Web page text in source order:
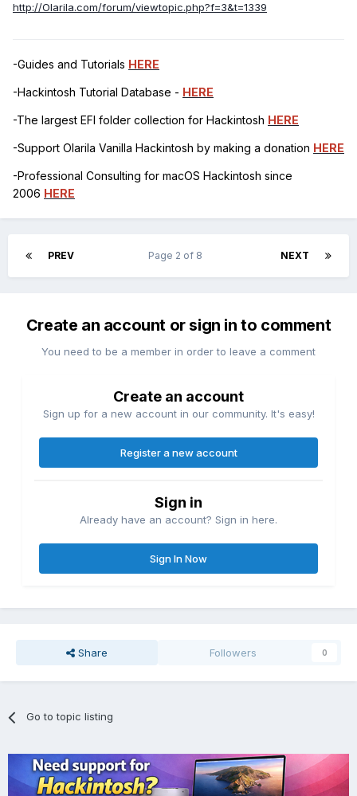
http://Olarila.com/forum/viewtopic.php?f=3&t=1339
-Guides and Tutorials HERE
-Hackintosh Tutorial Database - HERE
-The largest EFI folder collection for Hackintosh HERE
-Support Olarila Vanilla Hackintosh by making a donation HERE
-Professional Consulting for macOS Hackintosh since
2006 HERE
PREV NEXT
Page 2 of 8
Create an account or sign in to comment
You need to be a member in order to leave a comment
Create an account
Sign up for a new account in our community. It's easy!
Register a new account
Sign in
Already have an account? Sign in here.
Sign In Now
Share Followers 0
Go to topic listing